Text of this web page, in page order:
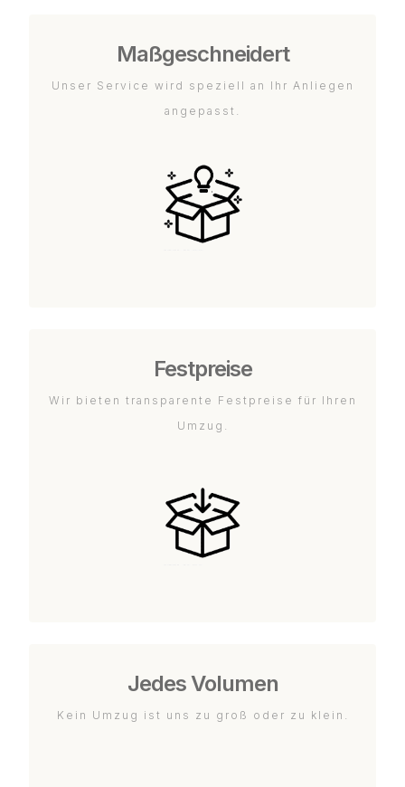
Maßgeschneidert
Unser Service wird speziell an Ihr Anliegen
angepasst.
Festpreise
Wir bieten transparente Festpreise für Ihren
Umzug.
Jedes Volumen
Kein Umzug ist uns zu groß oder zu klein.